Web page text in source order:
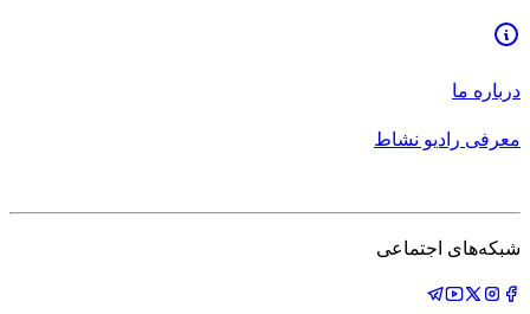
درباره ما
معرفی رادیو نشاط
شبکه‌های اجتماعی